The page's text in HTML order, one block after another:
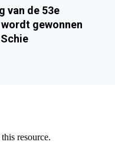
van de 53e
gewonnen